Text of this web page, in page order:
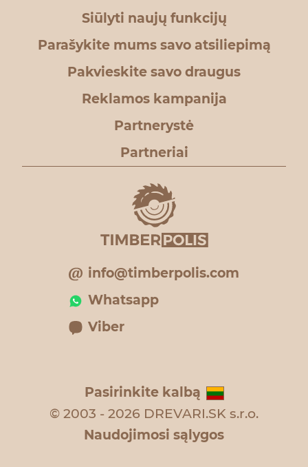
Siūlyti naujų funkcijų
Parašykite mums savo atsiliepimą
Pakvieskite savo draugus
Reklamos kampanija
Partnerystė
Partneriai
info@timberpolis.com
Whatsapp
Viber
Pasirinkite kalbą
© 2003 - 2026 DREVARI.SK s.r.o.
Naudojimosi sąlygos